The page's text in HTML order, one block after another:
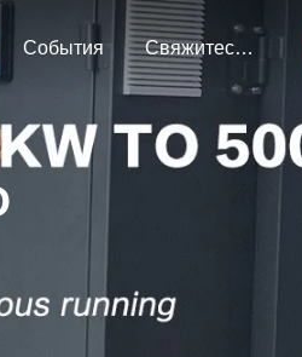
События Свяжитесь С Нами